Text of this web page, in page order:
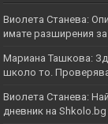
Виолета Станева:
имате разширения
Мариана Ташкова:
школо то.
Виолета Станева:
дневник на Shkolo.bg